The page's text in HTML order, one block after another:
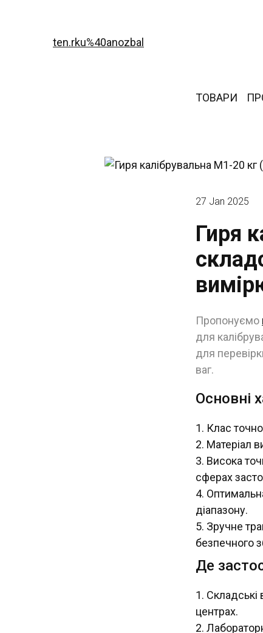
ten.rku%40anozbal
ТОВАРИ
27 Jan 2025
Гиря
Пропонуємо
для
для
ваг.
Основні
Клас
Матеріал
Висока
сферах
діапазону.
Зручне
безпечного
Де
Складські
центрах.